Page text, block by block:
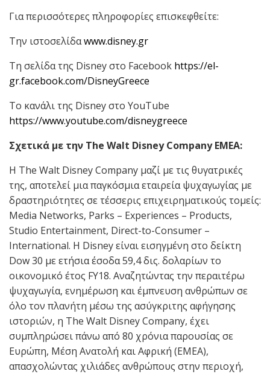
Για περισσότερες πληροφορίες επισκεφθείτε:
Την ιστοσελίδαwww.disney.gr
Τη σελίδα της Disney στο Facebook https://el-
gr.facebook.com/DisneyGreece
Το κανάλι της Disney στο YouTube
https://www.youtube.com/disneygreece
Σχετικά με την The Walt Disney Company EMEA:
Η The Walt Disney Company μαζί με τις θυγατρικές
της, αποτελεί μια παγκόσμια εταιρεία ψυχαγωγίας με
δραστηριότητες σε τέσσερις επιχειρηματικούς τομείς:
Media Networks, Parks – Experiences – Products,
Studio Entertainment, Direct-to-Consumer –
International. Η Disney είναι εισηγμένη στο δείκτη
Dow 30 με ετήσια έσοδα 59,4 δις. δολαρίων το
οικονομικό έτος FY18. Αναζητώντας την περαιτέρω
ψυχαγωγία, ενημέρωση και έμπνευση ανθρώπων σε
όλο τον πλανήτη μέσω της ασύγκριτης αφήγησης
ιστοριών, η The Walt Disney Company, έχει
συμπληρώσει πάνω από 80 χρόνια παρουσίας σε
Ευρώπη, Μέση Ανατολή και Αφρική (ΕΜΕΑ),
απασχολώντας χιλιάδες ανθρώπους στην περιοχή,